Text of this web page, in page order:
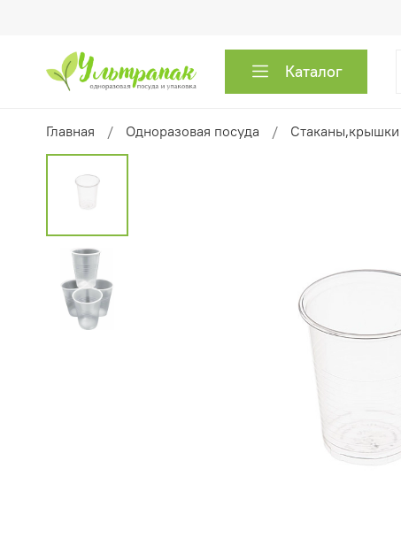
Каталог
Главная Одноразовая посуда Стаканы,крышки